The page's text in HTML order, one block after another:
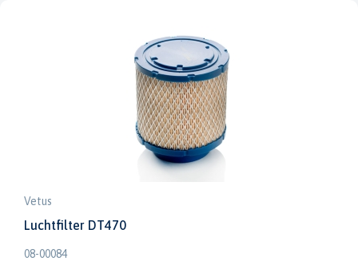
Vetus
Luchtfilter DT470
08-00084